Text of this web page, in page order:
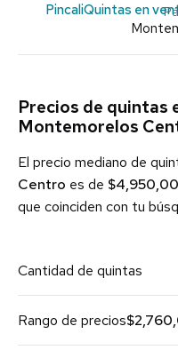
PincaliQuintas en
Precios de quintas
Montemorelos
El precio mediano de
Centro es de
que coinciden con tu
Cantidad de quintas
Rango de precios